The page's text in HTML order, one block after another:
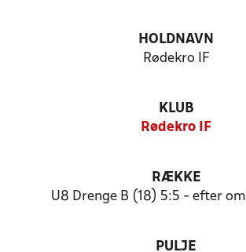
HOLDNAVN
Rødekro IF
KLUB
Rødekro IF
RÆKKE
U8 Drenge B (18) 5:5 - efter
PULJE